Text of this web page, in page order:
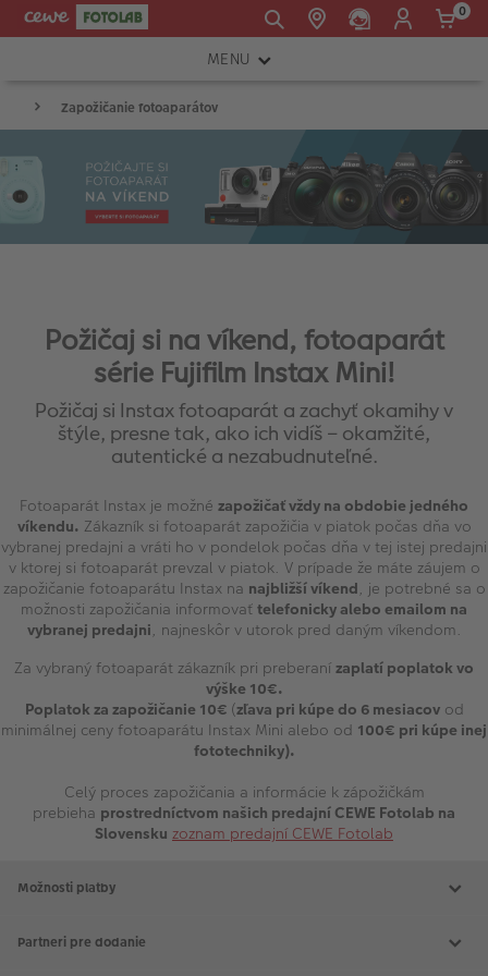
0
MENU
FOTOAPARÁTY
TLAČIARNE A SKENERY
Akcie a zľavy
CEWE Fotoprodukty
Zapožičanie fotoaparátov
Požičaj si na víkend, fotoaparát
série Fujifilm Instax Mini!
Požičaj si Instax fotoaparát a zachyť okamihy v
štýle, presne tak, ako ich vidíš – okamžité,
autentické a nezabudnuteľné.
Fotoaparát Instax je možné zapožičať vždy na obdobie jedného
víkendu. Zákazník si fotoaparát zapožičia v piatok počas dňa vo
vybranej predajni a vráti ho v pondelok počas dňa v tej istej predajni
v ktorej si fotoaparát prevzal v piatok. V prípade že máte záujem o
zapožičanie fotoaparátu Instax na najbližší víkend, je potrebné sa o
možnosti zapožičania informovať telefonicky alebo emailom na
vybranej predajni, najneskôr v utorok pred daným víkendom.
Za vybraný fotoaparát zákazník pri preberaní zaplatí poplatok vo
výške 10€.
Poplatok za zapožičanie 10€ (zľava pri kúpe do 6 mesiacovod
minimálnej ceny fotoaparátu Instax Mini alebo od 100€ pri kúpe inej
fototechniky).
Celý proces zapožičania a informácie k zápožičkám
prebieha prostredníctvom našich predajní CEWE Fotolab na
Slovensku zoznam predajní CEWE Fotolab
Možnosti platby
Partneri pre dodanie